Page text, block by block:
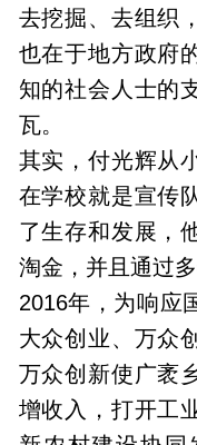
去挖掘、去组织
也在于地方政府
知的社会人士的
瓦。
其实，付光辉从
在学校就是宣传
了生存和发展，
淘金，并且通过
2016年，为响应
大众创业、万众
万众创新使广袤
增收入，打开工